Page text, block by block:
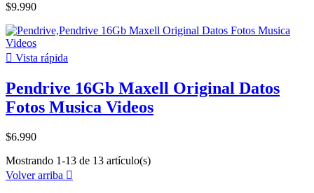
$9.990
 Vista rápida
Pendrive 16Gb Maxell Original Datos
Fotos Musica Videos
$6.990
Mostrando 1-13 de 13 artículo(s)
Volver arriba 